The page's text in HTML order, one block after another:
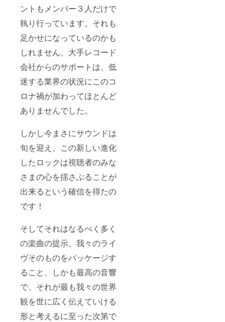
ントもメンバー３人だけで
執り行っています。それも
足かせになっているのかも
しれません、大手レコード
会社からのサポートは、低
迷する業界の状況にこのコ
ロナ禍が加わってほとんど
ありませんでした。
しかし今まさにサウンドは
旬を迎え、この新しい進化
したロックは視聴者のみな
さまの心を揺さぶることが
出来るという確信を得たの
です！
そしてそれはなるべく多く
の楽曲の提示、我々のライ
ヴそのものをパッケージす
ること、しかも最高の音響
で、それが最も我々の世界
観を世に広く伝えていける
形と考えるに至った次第で